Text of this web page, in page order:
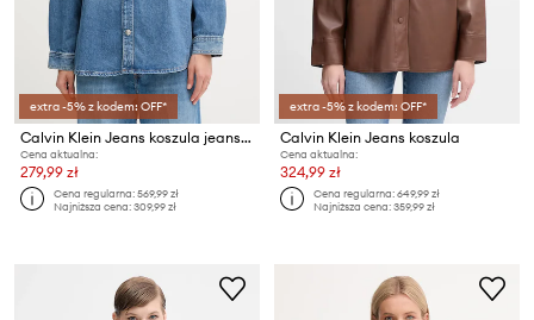
extra -5% z kodem: OFF*
Calvin Klein Jeans koszula jeansowa
Cena aktualna:
279,99 zł
Cena regularna:569,99 zł
Najniższa cena:309,99 zł
extra -5% z kodem: OFF*
Calvin Klein Jeans koszula
Cena aktualna:
324,99 zł
Cena regularna:649,99 zł
Najniższa cena:359,99 zł